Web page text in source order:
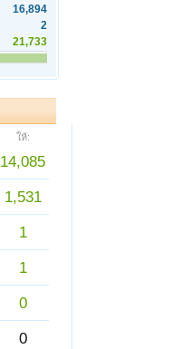
16,894
2
21,733
ให้:
14,085
1,531
1
1
0
0